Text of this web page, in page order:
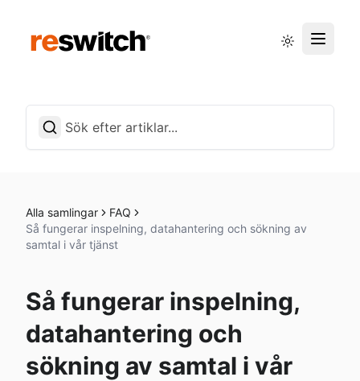
Svenska
Alla samlingar
FAQ
Så fungerar inspelning, datahantering och sökning av
samtal i vår tjänst
Så fungerar inspelning,
datahantering och
sökning av samtal i vår